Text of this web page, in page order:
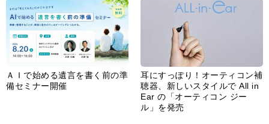
ＡＩで始める遺言を書く前の準
備セミナー開催
耳にすっぽり！オーティコン補
聴器、新しいスタイルで All in
Ear の「オーティコン ジー
ル」を発売